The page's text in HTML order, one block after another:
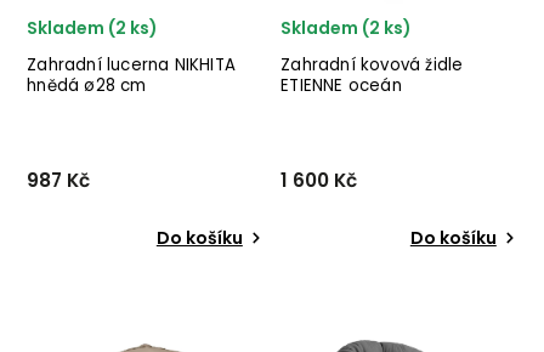
Zahradní lucerna NIKHITA
hnědá ø28 cm
Skladem (2 ks)
987 Kč
Do košíku
BIZZOTTO v provedení
Zahradní kovová židle
ETIENNE oceán
Skladem (2 ks)
1 600 Kč
Do košíku
výrobce stylového nábytku